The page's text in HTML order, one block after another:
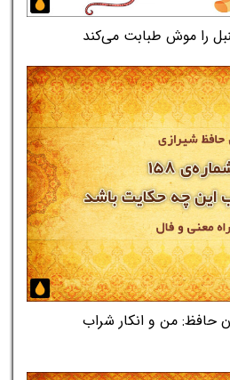
را موش طبابت می‌کند
۱۵۸ دیوان حافظ: من و انکار شراب